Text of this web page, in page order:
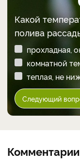
Какой
полива
прохладная,
комнатной
теплая, не
Следующий